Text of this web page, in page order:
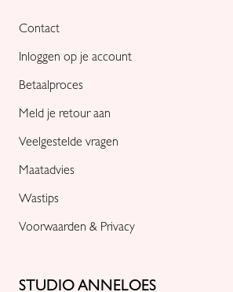
STUDIO ANNELOES
Contact
Inloggen op je account
Betaalproces
Meld je retour aan
Veelgestelde vragen
Maatadvies
Wastips
Voorwaarden & Privacy